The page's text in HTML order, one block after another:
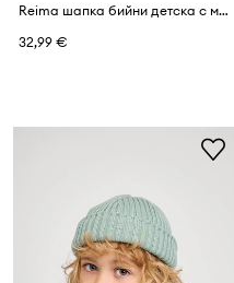
Reima шапка бийни детска с мериносова вълна Vilpas
32,99 €